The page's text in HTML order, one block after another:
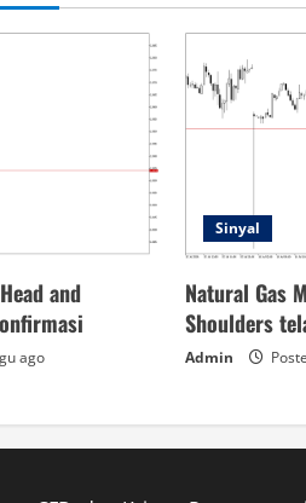
and
ago
Sinyal
Natural Gas
Shoulders
Admin